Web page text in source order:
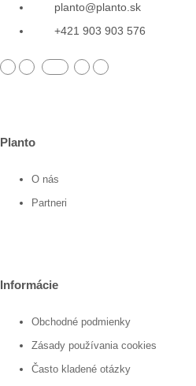
planto@planto.sk
+421 903 903 576
Planto
O nás
Partneri
Informácie
Obchodné podmienky
Zásady používania cookies
Často kladené otázky